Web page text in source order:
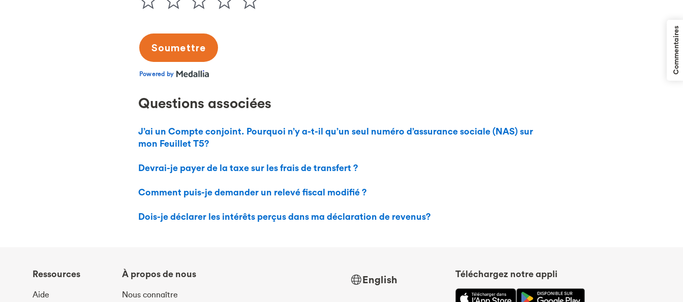
Questions associées
J’ai un Compte conjoint. Pourquoi n’y a-t-il qu’un seul numéro d’assurance sociale (NAS) sur
mon Feuillet T5?
Devrai-je payer de la taxe sur les frais de transfert ?
Comment puis-je demander un relevé fiscal modifié ?
Dois-je déclarer les intérêts perçus dans ma déclaration de revenus?
Ressources
Aide
À propos de nous
Nous connaître
English Téléchargez notre appli
Commentaires